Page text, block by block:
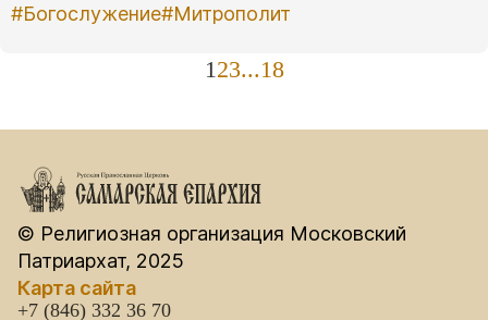
#Богослужение#Митрополит
123...18
© Религиозная организация Московский
Патриархат, 2025
Карта сайта
+7 (846) 332 36 70